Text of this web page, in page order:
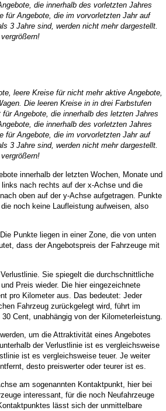
die innerhalb des vorletzten Jahres
für Angebote, die im vorvorletzten Jahr auf
3 Jahre sind, werden nicht mehr dargestellt.
leere Kreise für nicht mehr aktive Angebote,
Die leeren Kreise in in drei Farbstufen
Angebote, die innerhalb des letzten Jahres
die innerhalb des vorletzten Jahres
für Angebote, die im vorvorletzten Jahr auf
3 Jahre sind, werden nicht mehr dargestellt.
innerhalb der letzten Wochen, Monate und
nach rechts auf der x-Achse und die
oben auf der y-Achse aufgetragen. Punkte
noch keine Laufleistung aufweisen, also
Punkte liegen in einer Zone, die von unten
dass der Angebotspreis der Fahrzeuge mit
Sie spiegelt die durchschnittliche
Preis wieder. Die hier eingezeichnete
pro Kilometer aus. Das bedeutet: Jeder
Fahrzeug zurückgelegt wird, führt im
Cent, unabhängig von der Kilometerleistung.
um die Attraktivität eines Angebotes
der Verlustlinie ist es vergleichsweise
ist es vergleichsweise teuer. Je weiter
desto preiswerter oder teurer ist es.
am sogenannten Kontaktpunkt, hier bei
interessant, für die noch Neufahrzeuge
lässt sich der unmittelbare